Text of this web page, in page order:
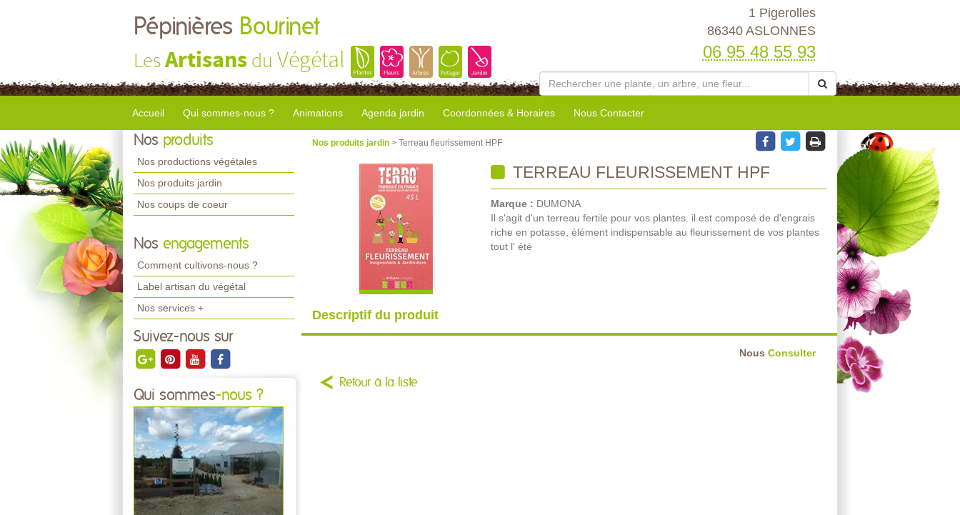
Pépinières Bourinet
LesArtisans du Végétal
1 Pigerolles
86340 ASLONNES
06 95 48 55 93
Accueil Qui sommes-nous ? Animations Agenda jardin Coordonnées & Horaires Nous Contacter
Nos produits
Nos productions végétales
Nos produits jardin
Nos coups de coeur
Nos engagements
Comment cultivons-nous ?
Label artisan du végétal
Nos services +
Suivez-nous sur
Qui sommes-nous ?
Nos produits jardin > Terreau fleurissement HPF
TERREAU FLEURISSEMENT HPF
Marque : DUMONA
Il s'agit d'un terreau fertile pour vos plantes. il est composé de d'engrais
riche en potasse, élément indispensable au fleurissement de vos plantes
tout l' été
Descriptif du produit
Nous Consulter
Retour à la liste